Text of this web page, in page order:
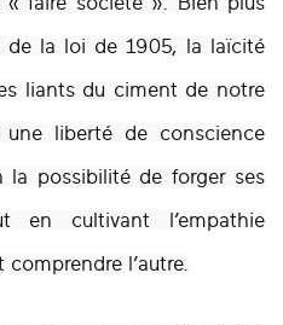
de la loi de 1905, la laïcité
liants du ciment de notre
une liberté de conscience
la possibilité de forger ses
en cultivant l’empathie
comprendre l’autre.